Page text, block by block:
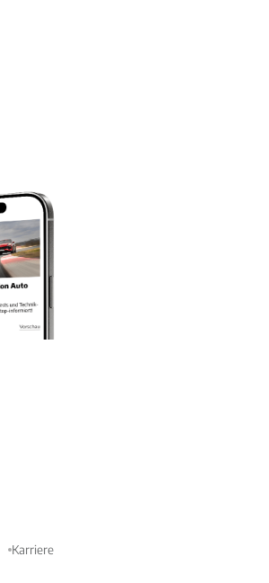
Karriere